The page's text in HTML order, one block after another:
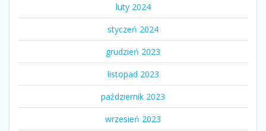
luty 2024
styczeń 2024
grudzień 2023
listopad 2023
październik 2023
wrzesień 2023